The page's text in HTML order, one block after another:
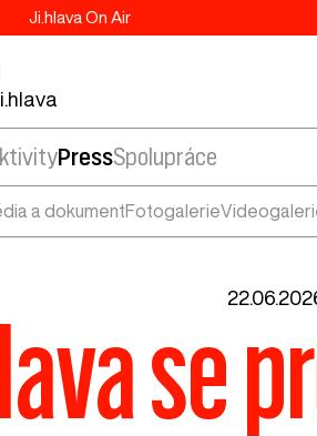
Ji.hlava On Air
Press
a dokumentFotogalerie
Spolupráce
se